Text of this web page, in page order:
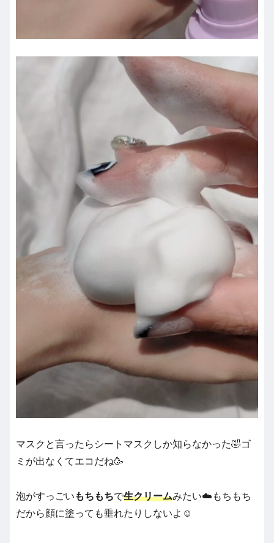
マスクと言ったらシートマスクしか知らなかった🤣ゴ
ミが出なくてエコだね🥳
泡がすっごい もちもちで生クリームみたい☁️もちもち
だから顔に塗っても垂れたりしないよ☺️